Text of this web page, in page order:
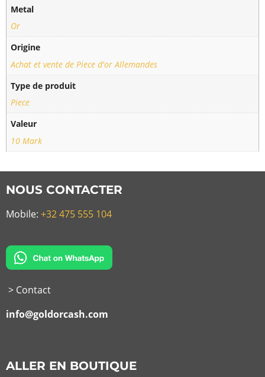
Metal
Or
Origine
Achat et vente de Piece d'or Allemandes
Type de produit
Piece
Valeur
10 Mark
NOUS CONTACTER
Mobile: +32 475 555 104
> Contact
info@goldorcash.com
ALLER EN BOUTIQUE